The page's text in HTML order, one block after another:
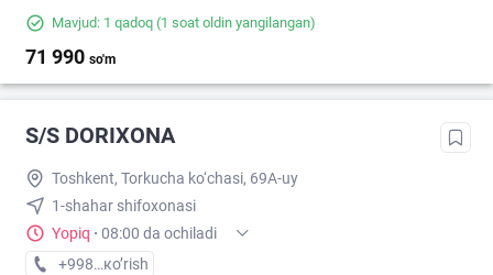
Mavjud: 1 qadoq (1 soat oldin yangilangan)
71 990 so'm
S/S DORIXONA
Toshkent, Torkucha ko‘chasi, 69A-uy
1-shahar shifoxonasi
Yopiq · 08:00 da ochiladi
+998 (92) XXX-XX-XX
кo’rish